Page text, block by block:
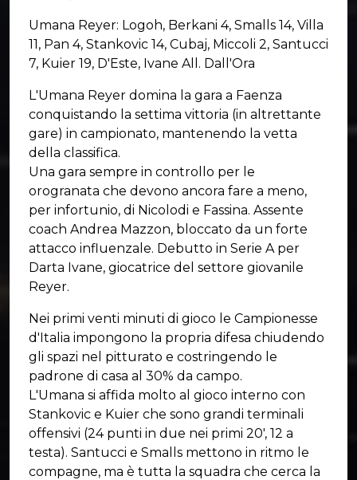
Umana Reyer: Logoh, Berkani 4, Smalls 14, Villa
11, Pan 4, Stankovic 14, Cubaj, Miccoli 2, Santucci
7, Kuier 19, D'Este, Ivane All. Dall'Ora
L'Umana Reyer domina la gara a Faenza
conquistando la settima vittoria (in altrettante
gare) in campionato, mantenendo la vetta
della classifica.
Una gara sempre in controllo per le
orogranata che devono ancora fare a meno,
per infortunio, di Nicolodi e Fassina. Assente
coach Andrea Mazzon, bloccato da un forte
attacco influenzale. Debutto in Serie A per
Darta Ivane, giocatrice del settore giovanile
Reyer.
Nei primi venti minuti di gioco le Campionesse
d'Italia impongono la propria difesa chiudendo
gli spazi nel pitturato e costringendo le
padrone di casa al 30% da campo.
L'Umana si affida molto al gioco interno con
Stankovic e Kuier che sono grandi terminali
offensivi (24 punti in due nei primi 20', 12 a
testa). Santucci e Smalls mettono in ritmo le
compagne, ma è tutta la squadra che cerca la